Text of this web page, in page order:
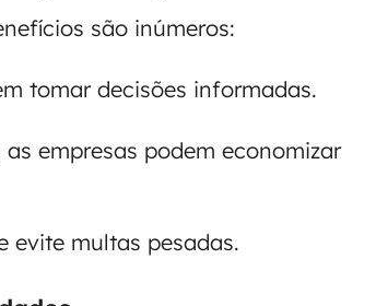
são inúmeros:
tomar decisões informadas.
empresas podem economizar
evite multas pesadas.